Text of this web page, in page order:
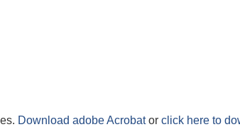
Download adobe Acrobator click here to